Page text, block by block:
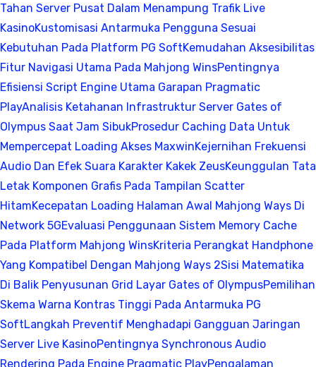
Tahan Server Pusat Dalam Menampung Trafik Live
KasinoKustomisasi Antarmuka Pengguna Sesuai
Kebutuhan Pada Platform PG SoftKemudahan Aksesibilitas
Fitur Navigasi Utama Pada Mahjong WinsPentingnya
Efisiensi Script Engine Utama Garapan Pragmatic
PlayAnalisis Ketahanan Infrastruktur Server Gates of
Olympus Saat Jam SibukProsedur Caching Data Untuk
Mempercepat Loading Akses MaxwinKejernihan Frekuensi
Audio Dan Efek Suara Karakter Kakek ZeusKeunggulan Tata
Letak Komponen Grafis Pada Tampilan Scatter
HitamKecepatan Loading Halaman Awal Mahjong Ways Di
Network 5GEvaluasi Penggunaan Sistem Memory Cache
Pada Platform Mahjong WinsKriteria Perangkat Handphone
Yang Kompatibel Dengan Mahjong Ways 2Sisi Matematika
Di Balik Penyusunan Grid Layar Gates of OlympusPemilihan
Skema Warna Kontras Tinggi Pada Antarmuka PG
SoftLangkah Preventif Menghadapi Gangguan Jaringan
Server Live KasinoPentingnya Synchronous Audio
Rendering Pada Engine Pragmatic PlayPengalaman